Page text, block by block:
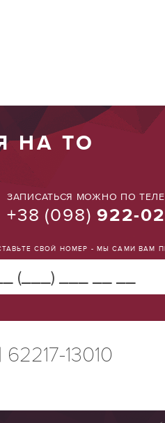
НА ТО
ЗАПИСАТЬСЯ МОЖНО ПО
+38 (098) 922-
СВОЙ НОМЕР - МЫ САМИ ВАМ
13010